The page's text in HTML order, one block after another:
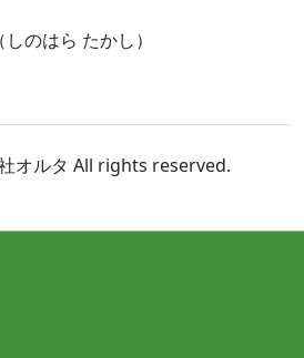
（しのはら たかし）
オルタ All rights reserved.